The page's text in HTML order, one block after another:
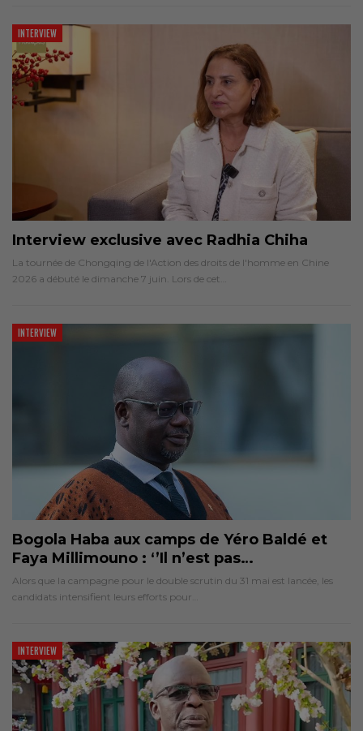
INTERVIEW
Interview exclusive avec Radhia Chiha
La tournée de Chongqing de l'Action des droits de l'homme en Chine
2026 a débuté le dimanche 7 juin. Lors de cet…
INTERVIEW
Bogola Haba aux camps de Yéro Baldé et
Faya Millimouno : ‘’Il n’est pas…
Alors que la campagne pour le double scrutin du 31 mai est lancée, les
candidats intensifient leurs efforts pour…
INTERVIEW